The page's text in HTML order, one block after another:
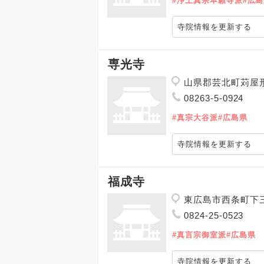
寺院情報を更新する
専光寺
山県郡芸北町苅屋
08263-5-0924
#真宗大谷派#広島県
寺院情報を更新する
福成寺
東広島市西条町下
0824-25-0523
#真言宗御室派#広島県
寺院情報を更新する